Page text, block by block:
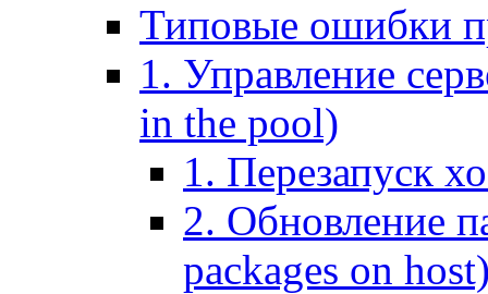
Типовые ошибки
1. Управление
in the pool)
1. Перезапуск
2. Обновление
packages on